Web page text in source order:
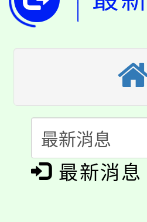
田徑場及
桃園市低
視費優惠
半價優惠
者。
大園自造
份教師增
大溪自造
份教師研
淨零綠生
會
115年食
程
「本色祭
8/21下午
最新消息